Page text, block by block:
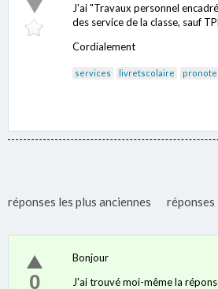
J'ai "Travaux personnel
des service de la classe, sauf
Cordialement
services livretscolaire pronote
réponses les plus anciennes réponses
0
Bonjour
J'ai trouvé moi-même la